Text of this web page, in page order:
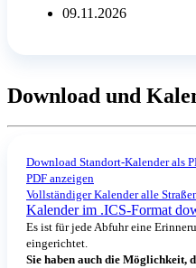
09.11.2026
Download und
Download Standort-Kalender als
PDF anzeigen
Vollständiger Kalender alle
Kalender im .ICS-Format
Es ist für jede Abfuhr eine
eingerichtet.
Sie haben auch die Möglichkeit,